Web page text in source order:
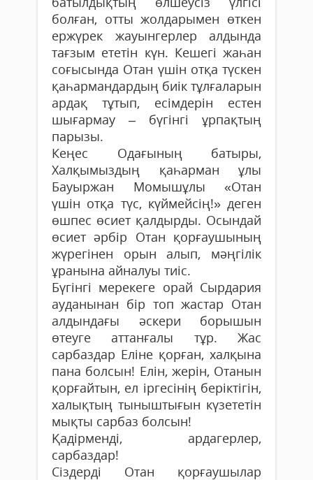
болған, отты жолдарымен өткен
ержүрек жауынгерлер алдында
тағзым ететін күн. Кешегі жаһан
соғысында Отан үшін отқа түскен
қаһармандардың биік тұлғаларын
ардақ тұтып, есімдерін естен
шығармау – бүгінгі ұрпақтың
парызы.
Кеңес Одағының батыры,
Халқымыздың қаһарман ұлы
Бауыржан Момышұлы «Отан
үшін отқа түс, күймейсің!» деген
өшпес өсиет қалдырды. Осындай
өсиет әрбір Отан қорғаушының
жүрегінен орын алып, мәңгілік
ұранына айналуы тиіс.
Бүгінгі мерекеге орай Сырдария
ауданынан бір топ жастар Отан
алдындағы әскери борышын
өтеуге аттанғалы тұр. Жас
сарбаздар Еліне қорған, халқына
пана болсын! Елін, жерін, Отанын
қорғайтын, ел іргесінің беріктігін,
халықтың тыныштығын күзететін
мықты сарбаз болсын!
Қадірменді, ардагерлер,
сарбаздар!
Сіздерді Отан қорғаушылар